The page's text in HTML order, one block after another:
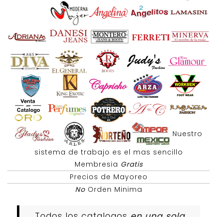
Nuestro
sistema de trabajo es el mas sencillo
Membresia Gratis
Precios de Mayoreo
NoOrden Minima